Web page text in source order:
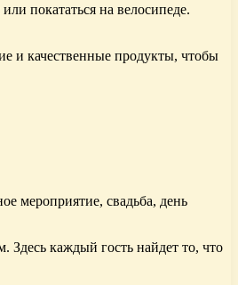
покататься на велосипеде.
и качественные продукты, чтобы
мероприятие, свадьба, день
Здесь каждый гость найдет то, что